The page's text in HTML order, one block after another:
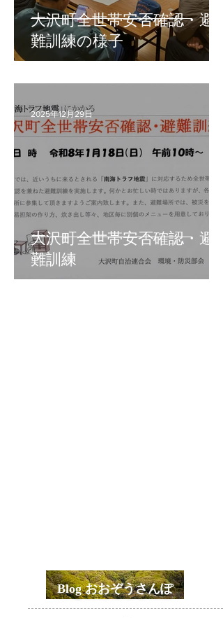
大沢町全世帯安否確認・避
難訓練の様子
大沢町全世帯安否確認・避
難訓練
2025年12月29日
Blog おおぞうさんぽ